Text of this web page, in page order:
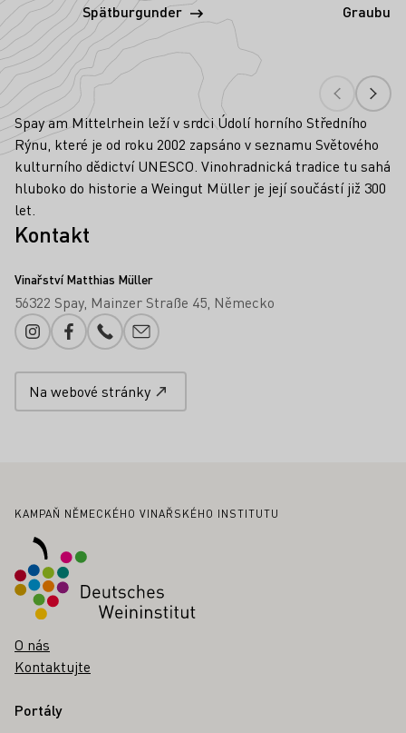
Spätburgunder
Spay am Mittelrhein leží v srdci Údolí horního Středního
Rýnu, které je od roku 2002 zapsáno v seznamu Světového
kulturního dědictví UNESCO. Vinohradnická tradice tu sahá
hluboko do historie a Weingut Müller je její součástí již 300
let.
Kontakt
Vinařství Matthias Müller
56322 Spay Mainzer Straße 45 Německo
InstagramFacebookTelefonní číslo
Přidání e-mailu
Na webové stránky
Zápatí
KAMPAŇ NĚMECKÉHO VINAŘSKÉHO INSTITUTU
O nás
Kontaktujte
Portály